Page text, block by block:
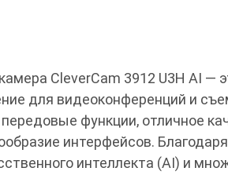
CleverCam 3912 U3H AI —
для видеоконференций и
функции, отличное
интерфейсов.
интеллекта (AI) и